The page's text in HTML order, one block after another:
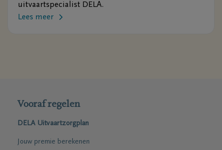
uitvaartspecialist DELA.
Lees meer
Vooraf regelen
DELA Uitvaartzorgplan
Jouw premie berekenen